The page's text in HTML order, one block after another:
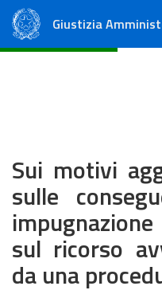
Giustizia
Sui motivi
sulle
sul ricorso
da una